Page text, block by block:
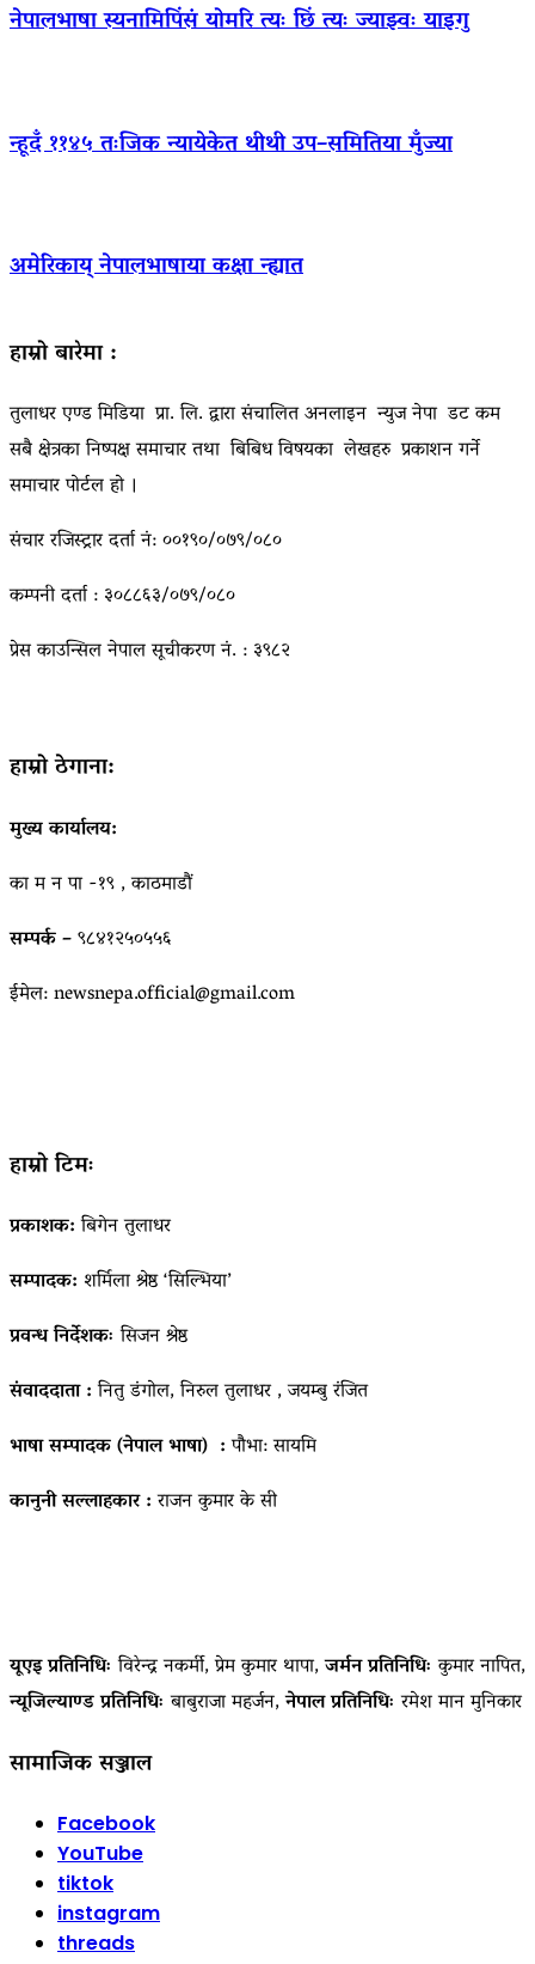
नेपालभाषा स्यनामिपिंसं योमरि त्यः छिं त्यः ज्याझ्वः याइगु
न्हूदँ ११४५ तःजिक न्यायेकेत थीथी उप–समितिया मुँज्या
अमेरिकाय् नेपालभाषाया कक्षा न्ह्यात
हाम्रो बारेमा :
तुलाधर एण्ड मिडिया प्रा. लि. द्वारा संचालित अनलाइन न्युज नेपा डट कम
सबै क्षेत्रका निष्पक्ष समाचार तथा बिबिध विषयका लेखहरु प्रकाशन गर्ने
समाचार पोर्टल हो ।
संचार रजिस्ट्रार दर्ता नं: ००१९०/०७९/०८०
कम्पनी दर्ता : ३०८८६३/०७९/०८०
प्रेस काउन्सिल नेपाल सूचीकरण नं. : ३९८२
हाम्रो ठेगाना:
मुख्य कार्यालय:
का म न पा -१९ , काठमाडौं
सम्पर्क –९८४१२५०५५६
ईमेल: newsnepa.official@gmail.com
हाम्रो टिमः
प्रकाशक:बिगेन तुलाधर
सम्पादक: शर्मिला श्रेष्ठ ‘सिल्भिया’
प्रवन्ध निर्देशकःसिजन श्रेष्ठ
संवाददाता :नितु डंगोल, निरुल तुलाधर , जयम्बु रंजित
भाषा सम्पादक (नेपाल भाषा) :पौभा: सायमि
कानुनी सल्लाहकार :राजन कुमार के सी
यूएइ प्रतिनिधिः विरेन्द्र नकर्मी, प्रेम कुमार थापा,जर्मन प्रतिनिधिः कुमार नापित,
न्यूजिल्याण्ड प्रतिनिधिः बाबुराजा महर्जन,नेपाल प्रतिनिधिः रमेश मान मुनिकार
सामाजिक सञ्जाल
Facebook
YouTube
tiktok
instagram
threads